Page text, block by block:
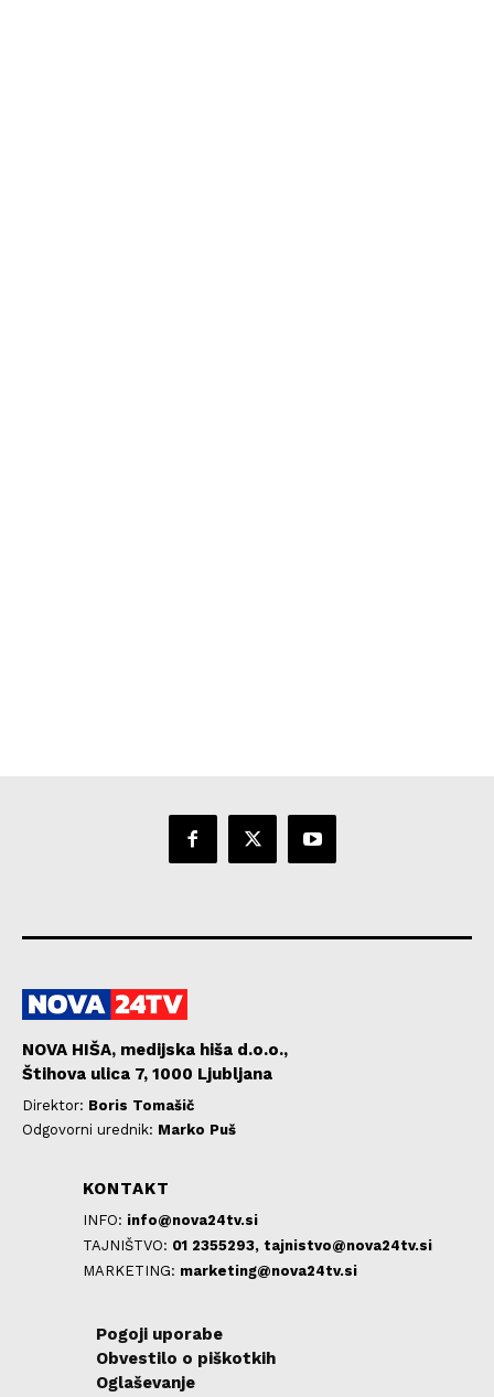
NOVA HIŠA, medijska hiša d.o.o.,
Štihova ulica 7, 1000 Ljubljana
Direktor: Boris Tomašič
Odgovorni urednik: Marko Puš
KONTAKT
INFO: info@nova24tv.si
TAJNIŠTVO: 01 2355293, tajnistvo@nova24tv.si
MARKETING: marketing@nova24tv.si
Pogoji uporabe
Obvestilo o piškotkih
Oglaševanje